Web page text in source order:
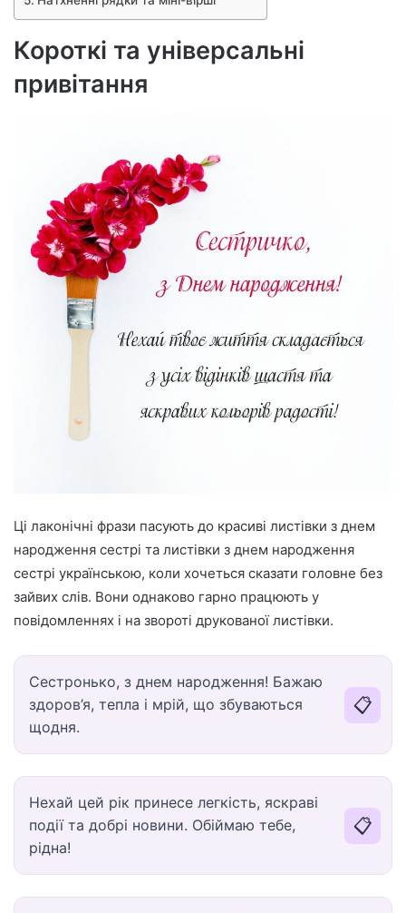
Короткі та універсальні
привітання
Ці лаконічні фрази пасують до красиві листівки з днем
народження сестрі та листівки з днем народження
сестрі українською, коли хочеться сказати головне без
зайвих слів. Вони однаково гарно працюють у
повідомленнях і на звороті друкованої листівки.
Сестронько, з днем народження! Бажаю
здоров’я, тепла і мрій, що збуваються
щодня.
📋
Нехай цей рік принесе легкість, яскраві
події та добрі новини. Обіймаю тебе,
рідна!
📋